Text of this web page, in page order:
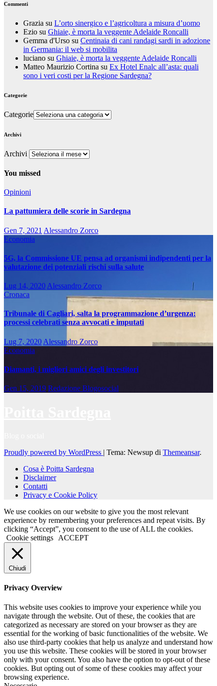
Commenti
Grazia su L’orto sinergico e l’agricoltura a misura d’uomo
Ezio su Ghiaie, è morta la veggente Adelaide Roncalli
Gemma d'Urso su Centinaia di cani randagi sardi in adozione
in Germania: il web si mobilita
luciano su Ghiaie, è morta la veggente Adelaide Roncalli
Matteo Maurizio Cortina su Ex Hotel Enalc all’asta: quali
sono i veri costi per la Regione Sardegna?
Categorie
Categorie
Archivi
Archivi
You missed
Opinioni
La pattumiera delle scorie in Sardegna
Gen 7, 2021 Alessandro Zorco
Economia
5G, la Commissione UE pensa ad organismi indipendenti per la
valutazione dei potenziali rischi sulla salute
Lug 14, 2020 Alessandro Zorco
Cronaca
Tribunale di Cagliari, salta la programmazione d’urgenza:
processi celebrati senza avvocati e imputati
Lug 7, 2020 Alessandro Zorco
Economia
Diamanti, i migliori amici degli investitori
Gen 15, 2019 Redazione Blogosocial
Proudly powered by WordPress | Tema: Newsup di Themeansar.
Cosa è Poitta Sardegna
Disclaimer
Contatti
Privacy e Cookie Policy
We use cookies on our website to give you the most relevant
experience by remembering your preferences and repeat visits. By
clicking “Accept”, you consent to the use of ALL the cookies.
Cookie settings
ACCEPT
Chiudi
Privacy Overview
This website uses cookies to improve your experience while you
navigate through the website. Out of these, the cookies that are
categorized as necessary are stored on your browser as they are
essential for the working of basic functionalities of the website. We
also use third-party cookies that help us analyze and understand how
you use this website. These cookies will be stored in your browser
only with your consent. You also have the option to opt-out of these
cookies. But opting out of some of these cookies may affect your
browsing experience.